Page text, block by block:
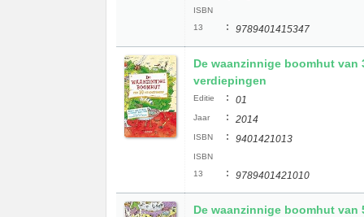
ISBN
13
: 9789401415347
De waanzinnige boomhut van
verdiepingen
Editie : 01
Jaar : 2014
ISBN : 9401421013
ISBN
13
: 9789401421010
De waanzinnige boomhut van